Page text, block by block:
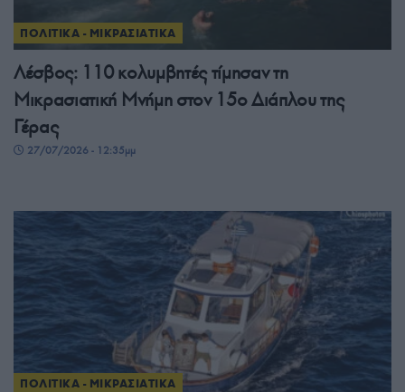
ΠΟΛΙΤΙΚΑ - ΜΙΚΡΑΣΙΑΤΙΚΑ
Λέσβος: 110 κολυμβητές τίμησαν τη
Μικρασιατική Μνήμη στον 15ο Διάπλου της
Γέρας
27/07/2026 - 12:35μμ
ΠΟΛΙΤΙΚΑ - ΜΙΚΡΑΣΙΑΤΙΚΑ